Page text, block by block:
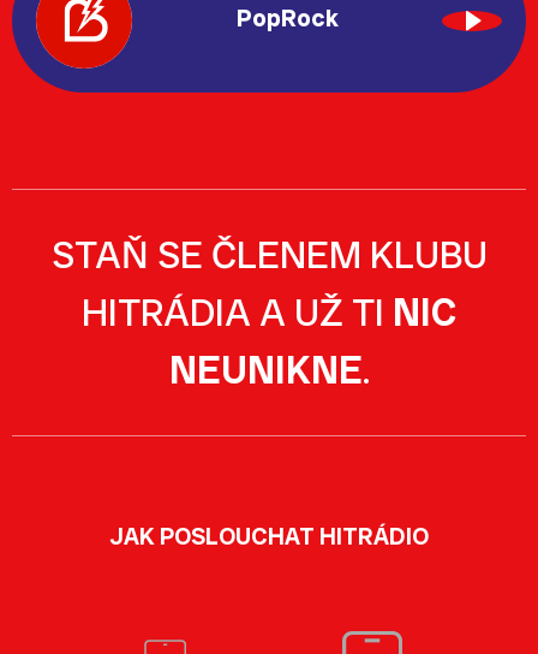
PopRock
STAŇ SE ČLENEM KLUBU
HITRÁDIA A UŽ TI NIC
NEUNIKNE.
JAK POSLOUCHAT HITRÁDIO